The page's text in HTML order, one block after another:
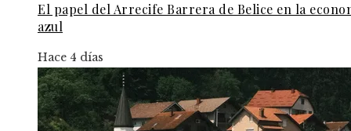
El papel del Arrecife Barrera de Belice en la
azul
Hace 4 días